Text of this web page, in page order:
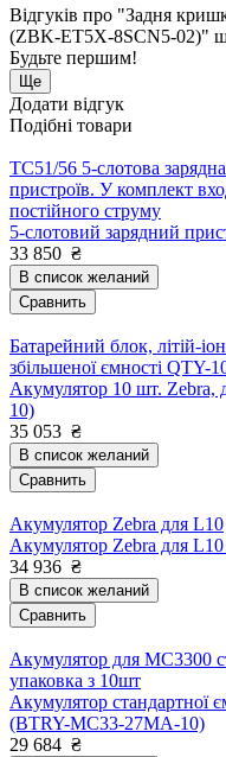
Відгуків про "Задня
(ZBK-ET5X-8SCN5-02)"
Будьте першим!
Ще
Додати відгук
Подібні товари
TC51/56 5-слотова
пристроїв. У комплект
постійного струму
5-слотовий зарядний
33 850 ₴
В список желаний
Сравнить
Батарейний блок, літій-
збільшеної ємності QTY-
Акумулятор 10 шт.
10)
35 053 ₴
В список желаний
Сравнить
Акумулятор Zebra для L10
Акумулятор Zebra для
34 936 ₴
В список желаний
Сравнить
Акумулятор для MC3300
упаковка з 10шт
Акумулятор стандартної
(BTRY-MC33-27MA-10)
29 684 ₴